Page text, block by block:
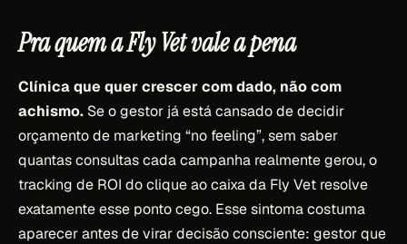
Pra quem a Fly Vet vale a pena
Clínica que quer crescer com dado, não com
achismo. Se o gestor já está cansado de decidir
orçamento de marketing “no feeling”, sem saber
quantas consultas cada campanha realmente gerou, o
tracking de ROI do clique ao caixa da Fly Vet resolve
exatamente esse ponto cego. Esse sintoma costuma
aparecer antes de virar decisão consciente: gestor que